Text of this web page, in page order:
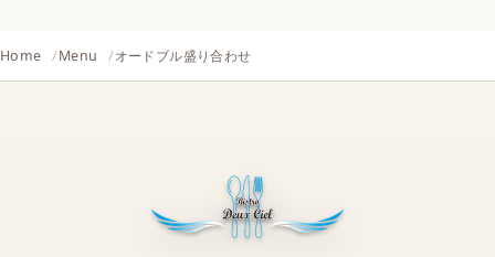
Home Menu オードブル盛り合わせ